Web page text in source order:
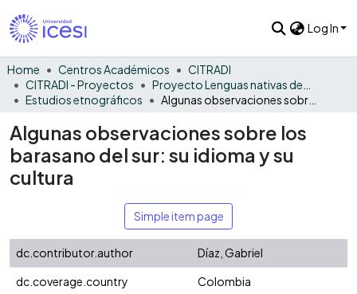
Log In
Home Centros Académicos
CITRADI
CITRADI - Proyectos
Estudios etnográficos
Algunas observaciones sobre los
barasano del sur: su idioma y su
cultura
Simple item page
dc.contributor.author
Díaz, Gabriel
dc.coverage.country
Colombia